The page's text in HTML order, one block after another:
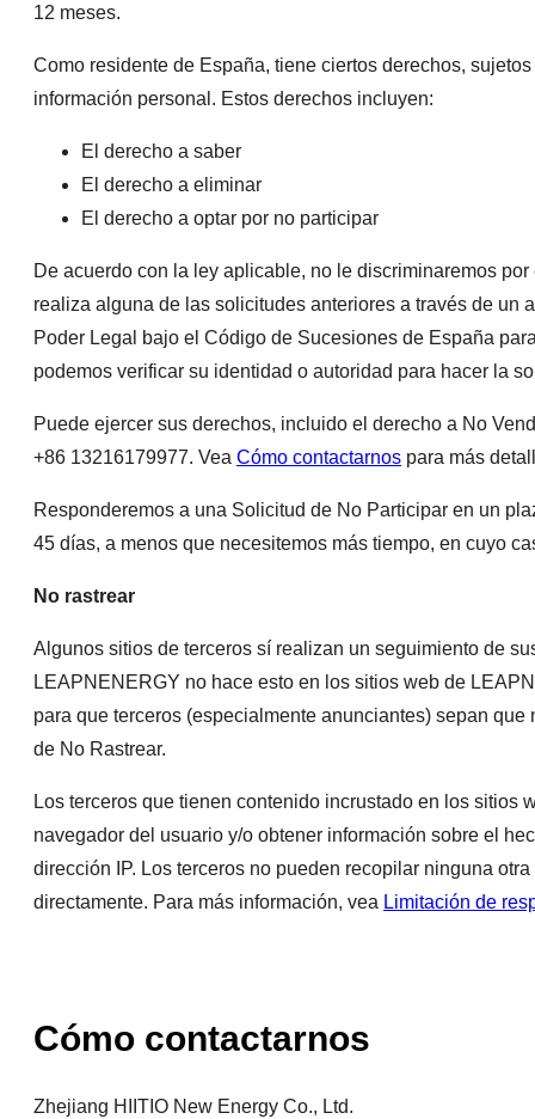
12 meses.
Como residente de España, tiene ciertos derechos,
información personal. Estos derechos incluyen:
El derecho a saber
El derecho a eliminar
El derecho a optar por no participar
De acuerdo con la ley aplicable, no le discriminaremos
realiza alguna de las solicitudes anteriores a través de un
Poder Legal bajo el Código de Sucesiones de España
podemos verificar su identidad o autoridad para hacer la
Puede ejercer sus derechos, incluido el derecho a No
+86 13216179977. Vea Cómo contactarnos para más
Responderemos a una Solicitud de No Participar en un
45 días, a menos que necesitemos más tiempo, en cuyo
No rastrear
Algunos sitios de terceros sí realizan un seguimiento de
LEAPNENERGY no hace esto en los sitios web de
para que terceros (especialmente anunciantes) sepan
de No Rastrear.
Los terceros que tienen contenido incrustado en los
navegador del usuario y/o obtener información sobre el
dirección IP. Los terceros no pueden recopilar ninguna
directamente. Para más información, vea Limitación de
Cómo contactarnos
Zhejiang HIITIO New Energy Co., Ltd.